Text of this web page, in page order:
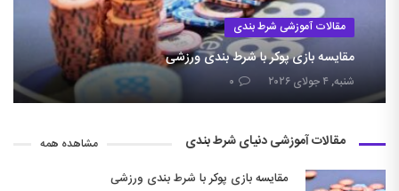
مقالات آموزشی شرط بندی
مقایسه بازی پوکر با شرط بندی ورزشی
شنبه, ۴ جولای ۲۰۲۶ ۰
مقالات آموزشی دنیای شرط بندی مشاهده همه
مقایسه بازی پوکر با شرط بندی ورزشی